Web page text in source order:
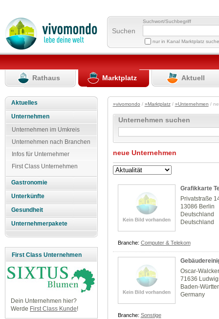
Suchen
Suchwort/Suchbegriff
nur in Kanal Marktplatz
Rathaus Marktplatz Aktuell
Aktuelles
Unternehmen
Unternehmen im Umkreis
Unternehmen nach Branchen
Infos für Unternehmer
First Class Unternehmen
Gastronomie
Unterkünfte
Gesundheit
Unternehmerpakete
First Class Unternehmen
Dein Unternehmen hier?
Werde First Class Kunde!
»vivomondo / »Marktplatz/ »Unternehmen /
Unternehmen suchen
neue Unternehmen
Grafikkarte
Privatstraße
13086 Berlin
Deutschland
Deutschland
Branche: Computer & Telekom
Oscar-
71636
Baden-
Germany
Branche: Sonstige